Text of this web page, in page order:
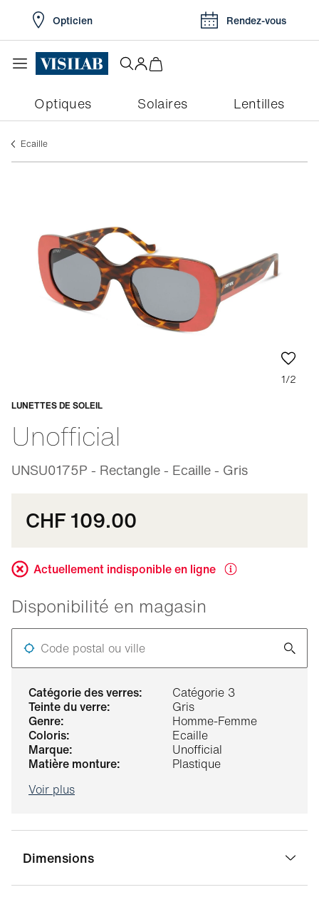
Opticien Rendez-vous
Optiques Solaires Lentilles
Ecaille
catégorie des verres:
Catégorie 3
teinte du verre:
Gris
genre:
Homme-Femme
coloris:
Ecaille
marque:
Unofficial
matière monture:
Plastique
Voir plus
Dimensions
1/2
LUNETTES DE SOLEIL
Unofficial
UNSU0175P - Rectangle - Ecaille - Gris
Adaptable
CHF 109.00
Actuellement indisponible en ligne
Disponibilité en magasin
Code postal ou ville